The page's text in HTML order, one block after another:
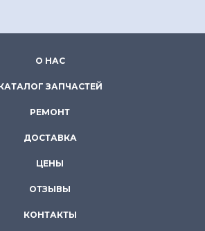
О НАС
ЗАПЧАСТЕЙ
РЕМОНТ
ДОСТАВКА
ЦЕНЫ
ОТЗЫВЫ
КОНТАКТЫ